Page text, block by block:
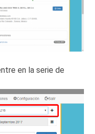
en la serie de